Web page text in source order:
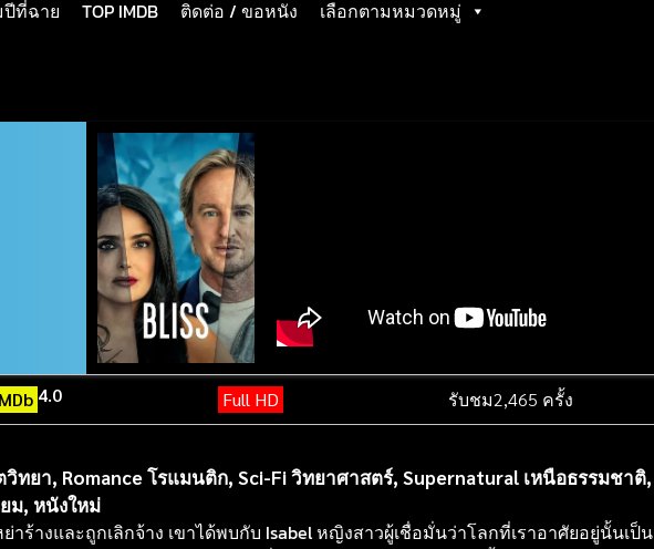
ที่ฉาย TOP IMDB ติดต่อ / ขอหนัง เลือกตามหมวดหมู่
4.0 Full HD รับชม2,465 ครั้ง
วิทยา, Romance โรแมนติก, Sci-Fi วิทยาศาสตร์, Supernatural เหนือธรรมชาติ,
ม, หนังใหม่
ร้างและถูกเลิกจ้าง เขาได้พบกับ Isabel หญิงสาวผู้เชื่อมั่นว่าโลกที่เราอาศัยอยู่นั้นเป็น